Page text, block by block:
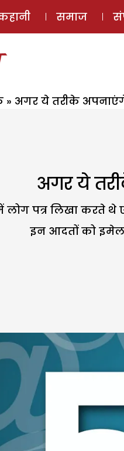
समाज
» अगर ये तरीके
अगर ये
पत्र लिखा करते थे
इन आदतों को इमेल